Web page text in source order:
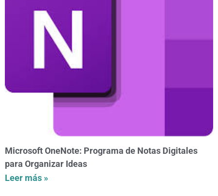
Microsoft OneNote: Programa de Notas Digitales
para Organizar Ideas
Leer más »